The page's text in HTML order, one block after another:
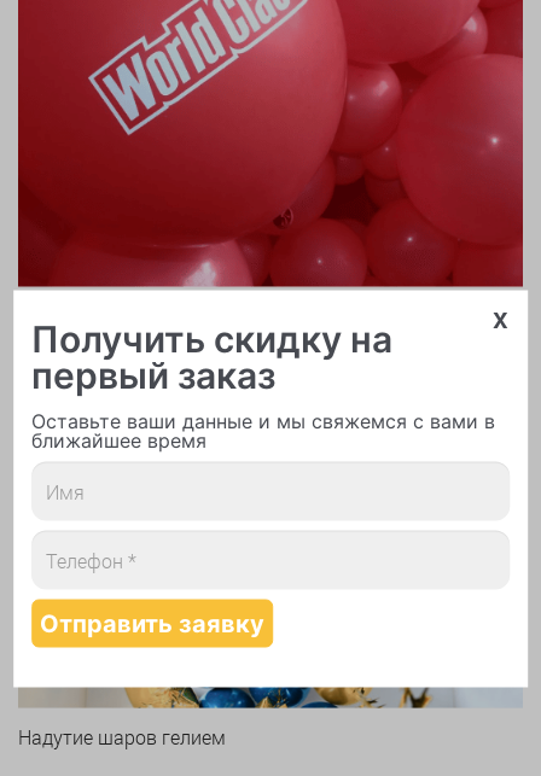
Арки и гирлянды из шаров
Надутие шаров гелием
x
Получить скидку на
первый заказ
Оставьте ваши данные и мы свяжемся с вами в
ближайшее время